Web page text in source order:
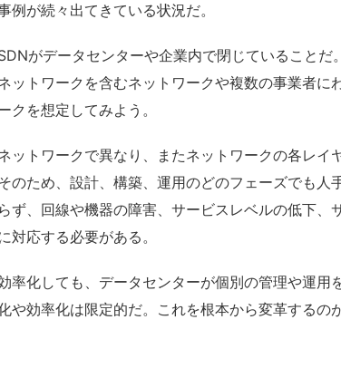
例が続々出てきている状況だ。
がデータセンターや企業内で閉じていることだ
ットワークを含むネットワークや複数の事業者に
クを想定してみよう。
ットワークで異なり、またネットワークの各レイ
のため、設計、構築、運用のどのフェーズでも人
ず、回線や機器の障害、サービスレベルの低下、
対応する必要がある。
率化しても、データセンターが個別の管理や運用
や効率化は限定的だ。これを根本から変革するの